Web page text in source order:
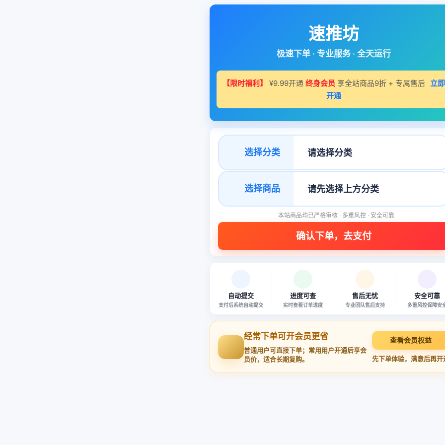
速推坊
极速下单 · 专业服务 · 全天运行
【限时福利】 ¥9.99开通 终身会员 享全站商品9折 + 专属售后 立即
开通
选择分类
选择商品
本站商品均已严格审核 · 多重风控 · 安全可靠
自动提交
支付后系统自动提交
进度可查
实时查看订单进度
售后无忧
专业团队售后支持
安全可靠
多重风控保障安
经常下单可开会员更省
普通用户可直接下单；常用用户开通后享会
员价，适合长期复购。
查看会员权益
先下单体验，满意后再开